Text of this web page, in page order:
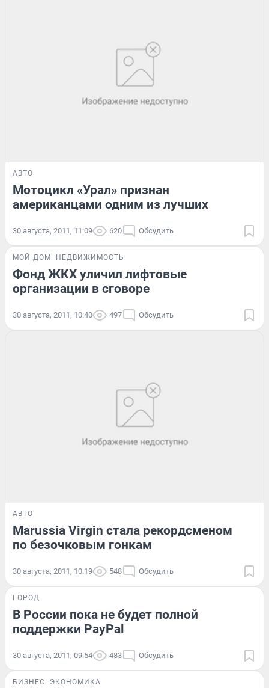
АВТО
Мотоцикл «Урал» признан
американцами одним из лучших
30 августа, 2011, 11:09 620 Обсудить
МОЙ ДОМ НЕДВИЖИМОСТЬ
Фонд ЖКХ уличил лифтовые
организации в сговоре
30 августа, 2011, 10:40 497 Обсудить
АВТО
Marussia Virgin стала рекордсменом
по безочковым гонкам
30 августа, 2011, 10:19 548 Обсудить
ГОРОД
В России пока не будет полной
поддержки PayPal
30 августа, 2011, 09:54 483 Обсудить
БИЗНЕС ЭКОНОМИКА